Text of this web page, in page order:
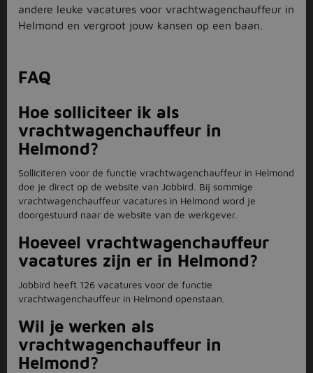
andere leuke vacatures voor vrachtwagenchauffeur in
Helmond en vergroot jouw kansen op een baan.
FAQ
Hoe solliciteer ik als
vrachtwagenchauffeur in
Helmond?
Solliciteren voor de functie vrachtwagenchauffeur in Helmond
doe je direct op de website van Jobbird. Bij sommige
vrachtwagenchauffeur vacatures in Helmond word je
doorgestuurd naar de website van de werkgever.
Hoeveel vrachtwagenchauffeur
vacatures zijn er in Helmond?
Jobbird heeft 126 vacatures voor de functie
vrachtwagenchauffeur in Helmond openstaan.
Wil je werken als
vrachtwagenchauffeur in
Helmond?